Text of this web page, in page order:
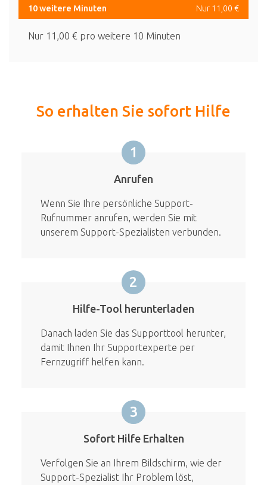
10 weitere Minuten Nur 11,00 €
Nur 11,00 € pro weitere 10 Minuten
So erhalten Sie sofort Hilfe
1
Anrufen
Wenn Sie Ihre persönliche Support-
Rufnummer anrufen, werden Sie mit
unserem Support-Spezialisten verbunden.
2
Hilfe-Tool herunterladen
Danach laden Sie das Supporttool herunter,
damit Ihnen Ihr Supportexperte per
Fernzugriff helfen kann.
3
Sofort Hilfe Erhalten
Verfolgen Sie an Ihrem Bildschirm, wie der
Support-Spezialist Ihr Problem löst,